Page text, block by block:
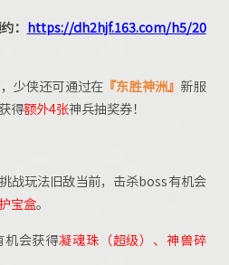
： https://dh2hjf.163.com/h5/20
少侠还可通过在 『东胜神洲』 新服
得额外4张神兵抽奖券！
战玩法旧敌当前，击杀boss有机会
宝盒。
会获得凝魂珠（超级）、神兽碎